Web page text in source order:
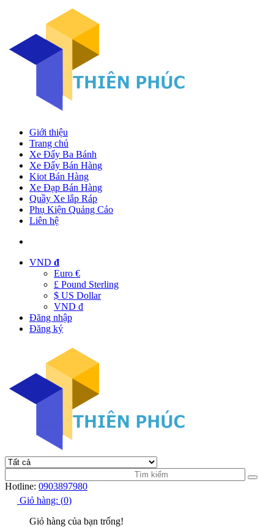
Giới thiệu
Trang chủ
Xe Đẩy Ba Bánh
Xe Đẩy Bán Hàng
Kiot Bán Hàng
Xe Đạp Bán Hàng
Quầy Xe lắp Ráp
Phụ Kiện Quảng Cáo
Liên hệ
VND đ
Euro €
£ Pound Sterling
$ US Dollar
VND đ
Đăng nhập
Đăng ký
Hotline: 0903897980
Giỏ hàng: (0)
Giỏ hàng của bạn trống!